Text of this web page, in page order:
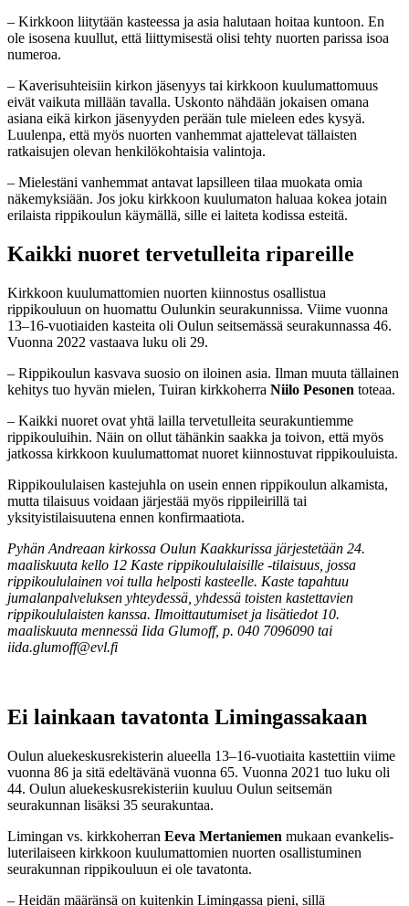
– Kirkkoon liitytään kasteessa ja asia halutaan hoitaa kuntoon. En
ole isosena kuullut, että liittymisestä olisi tehty nuorten parissa isoa
numeroa.
– Kaverisuhteisiin kirkon jäsenyys tai kirkkoon kuulumattomuus
eivät vaikuta millään tavalla. Uskonto nähdään jokaisen omana
asiana eikä kirkon jäsenyyden perään tule mieleen edes kysyä.
Luulenpa, että myös nuorten vanhemmat ajattelevat tällaisten
ratkaisujen olevan henkilökohtaisia valintoja.
– Mielestäni vanhemmat antavat lapsilleen tilaa muokata omia
näkemyksiään. Jos joku kirkkoon kuulumaton haluaa kokea jotain
erilaista rippikoulun käymällä, sille ei laiteta kodissa esteitä.
Kaikki nuoret tervetulleita ripareille
Kirkkoon kuulumattomien nuorten kiinnostus osallistua
rippikouluun on huomattu Oulunkin seurakunnissa. Viime vuonna
13–16-vuotiaiden kasteita oli Oulun seitsemässä seurakunnassa 46.
Vuonna 2022 vastaava luku oli 29.
– Rippikoulun kasvava suosio on iloinen asia. Ilman muuta tällainen
kehitys tuo hyvän mielen, Tuiran kirkkoherra Niilo Pesonen toteaa.
– Kaikki nuoret ovat yhtä lailla tervetulleita seurakuntiemme
rippikouluihin. Näin on ollut tähänkin saakka ja toivon, että myös
jatkossa kirkkoon kuulumattomat nuoret kiinnostuvat rippikouluista.
Rippikoululaisen kastejuhla on usein ennen rippikoulun alkamista,
mutta tilaisuus voidaan järjestää myös rippileirillä tai
yksityistilaisuutena ennen konfirmaatiota.
Pyhän Andreaan kirkossa Oulun Kaakkurissa järjestetään 24.
maaliskuuta kello 12 Kaste rippikoululaisille -tilaisuus, jossa
rippikoululainen voi tulla helposti kasteelle. Kaste tapahtuu
jumalanpalveluksen yhteydessä, yhdessä toisten kastettavien
rippikoululaisten kanssa. Ilmoittautumiset ja lisätiedot 10.
maaliskuuta mennessä Iida Glumoff, p. 040 7096090 tai
iida.glumoff@evl.fi
Ei lainkaan tavatonta Limingassakaan
Oulun aluekeskusrekisterin alueella 13–16-vuotiaita kastettiin viime
vuonna 86 ja sitä edeltävänä vuonna 65. Vuonna 2021 tuo luku oli
44. Oulun aluekeskusrekisteriin kuuluu Oulun seitsemän
seurakunnan lisäksi 35 seurakuntaa.
Limingan vs. kirkkoherran Eeva Mertaniemen mukaan evankelis-
luterilaiseen kirkkoon kuulumattomien nuorten osallistuminen
seurakunnan rippikouluun ei ole tavatonta.
– Heidän määränsä on kuitenkin Limingassa pieni, sillä